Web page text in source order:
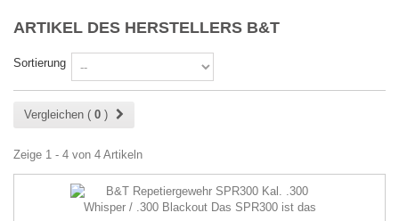
ARTIKEL DES HERSTELLERS B&T
Sortierung
Vergleichen ( 0 )
Zeige 1 - 4 von 4 Artikeln